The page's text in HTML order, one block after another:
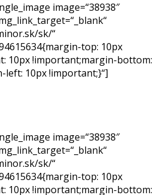
image=“38938″
sk/“
top: 10px
10px !important;margin-bottom:
left: 10px !important;}“]
image=“38938″
sk/“
top: 10px
10px !important;margin-bottom: